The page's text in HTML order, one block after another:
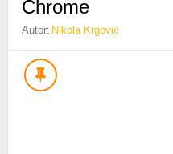
Chrome
Autor: Nikola Krgović